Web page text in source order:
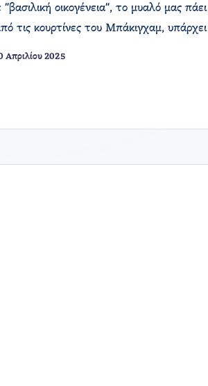
οικογένεια", το μυαλό μας
τις κουρτίνες του Μπάκιγχαμ,
Απριλίου 2025